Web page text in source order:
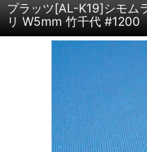
プラッツ[AL-K19]シモム
リ W5mm 竹千代 #1200